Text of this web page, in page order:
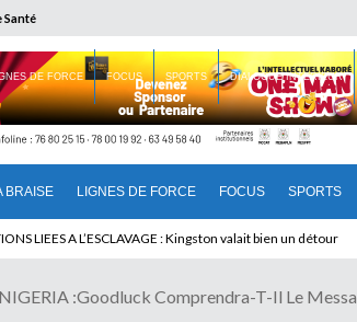
Santé
BRAISE LIGNES DE FORCE FOCUS SPORTS
DE FORCE FOCUS SPORTS DIALOGUE INTERIEUR
: Quand Patrice quitte le pouvoir sans partir !
:Goodluck Comprendra-T-Il Le